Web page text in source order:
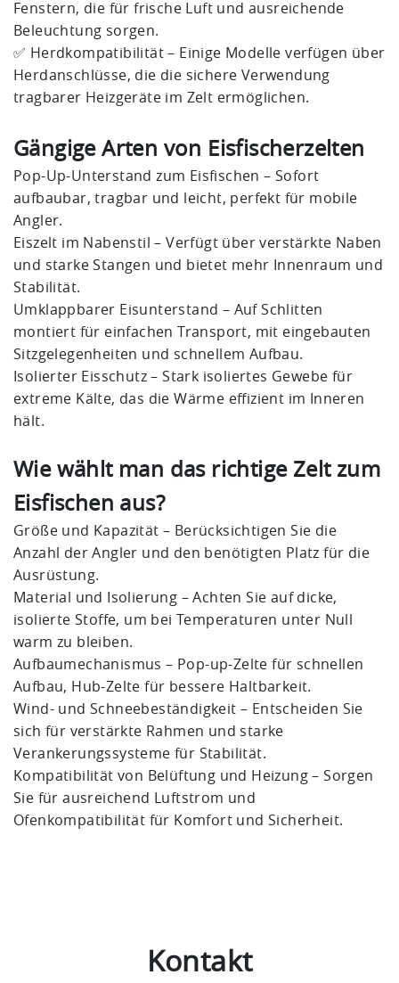
Fenstern, die für frische Luft und ausreichende
Beleuchtung sorgen.
✅ Herdkompatibilität – Einige Modelle verfügen über
Herdanschlüsse, die die sichere Verwendung
tragbarer Heizgeräte im Zelt ermöglichen.
Gängige Arten von Eisfischerzelten
Pop-Up-Unterstand zum Eisfischen – Sofort
aufbaubar, tragbar und leicht, perfekt für mobile
Angler.
Eiszelt im Nabenstil – Verfügt über verstärkte Naben
und starke Stangen und bietet mehr Innenraum und
Stabilität.
Umklappbarer Eisunterstand – Auf Schlitten
montiert für einfachen Transport, mit eingebauten
Sitzgelegenheiten und schnellem Aufbau.
Isolierter Eisschutz – Stark isoliertes Gewebe für
extreme Kälte, das die Wärme effizient im Inneren
hält.
Wie wählt man das richtige Zelt zum
Eisfischen aus?
Größe und Kapazität – Berücksichtigen Sie die
Anzahl der Angler und den benötigten Platz für die
Ausrüstung.
Material und Isolierung – Achten Sie auf dicke,
isolierte Stoffe, um bei Temperaturen unter Null
warm zu bleiben.
Aufbaumechanismus – Pop-up-Zelte für schnellen
Aufbau, Hub-Zelte für bessere Haltbarkeit.
Wind- und Schneebeständigkeit – Entscheiden Sie
sich für verstärkte Rahmen und starke
Verankerungssysteme für Stabilität.
Kompatibilität von Belüftung und Heizung – Sorgen
Sie für ausreichend Luftstrom und
Ofenkompatibilität für Komfort und Sicherheit.
Kontakt